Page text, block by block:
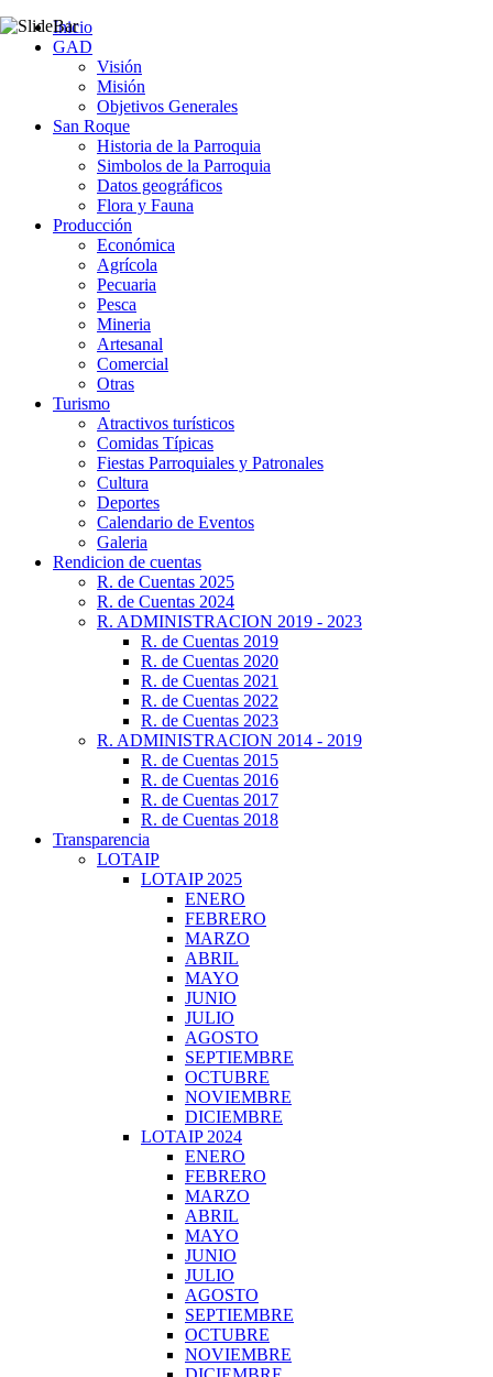
Inicio
GAD
Visión
Misión
Objetivos Generales
San Roque
Historia de la Parroquia
Simbolos de la Parroquia
Datos geográficos
Flora y Fauna
Producción
Económica
Agrícola
Pecuaria
Pesca
Mineria
Artesanal
Comercial
Otras
Turismo
Atractivos turísticos
Comidas Típicas
Fiestas Parroquiales y Patronales
Cultura
Deportes
Calendario de Eventos
Galeria
Rendicion de cuentas
R. de Cuentas 2025
R. de Cuentas 2024
R. ADMINISTRACION 2019 - 2023
R. de Cuentas 2019
R. de Cuentas 2020
R. de Cuentas 2021
R. de Cuentas 2022
R. de Cuentas 2023
R. ADMINISTRACION 2014 - 2019
R. de Cuentas 2015
R. de Cuentas 2016
R. de Cuentas 2017
R. de Cuentas 2018
Transparencia
LOTAIP
LOTAIP 2025
ENERO
FEBRERO
MARZO
ABRIL
MAYO
JUNIO
JULIO
AGOSTO
SEPTIEMBRE
OCTUBRE
NOVIEMBRE
DICIEMBRE
LOTAIP 2024
ENERO
FEBRERO
MARZO
ABRIL
MAYO
JUNIO
JULIO
AGOSTO
SEPTIEMBRE
OCTUBRE
NOVIEMBRE